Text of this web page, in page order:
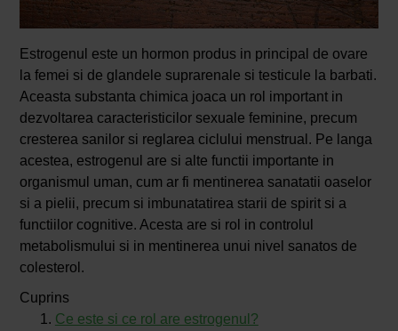
Estrogenul este un hormon produs in principal de ovare
la femei si de glandele suprarenale si testicule la barbati.
Aceasta substanta chimica joaca un rol important in
dezvoltarea caracteristicilor sexuale feminine, precum
cresterea sanilor si reglarea ciclului menstrual. Pe langa
acestea, estrogenul are si alte functii importante in
organismul uman, cum ar fi mentinerea sanatatii oaselor
si a pielii, precum si imbunatatirea starii de spirit si a
functiilor cognitive. Acesta are si rol in controlul
metabolismului si in mentinerea unui nivel sanatos de
colesterol.
Cuprins
Ce este si ce rol are estrogenul?